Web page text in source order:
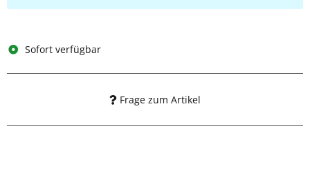
Sofort verfügbar
Frage zum Artikel